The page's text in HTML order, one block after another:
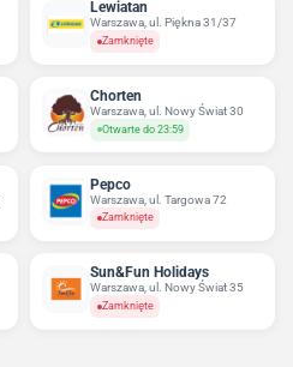
Lewiatan
Warszawa, ul. Piękna 31/37
Zamknięte
Chorten
Warszawa, ul. Nowy Świat 30
Otwarte do 23:59
Pepco
Warszawa, ul. Targowa 72
Zamknięte
Sun&Fun Holidays
Warszawa, ul. Nowy Świat 35
Zamknięte